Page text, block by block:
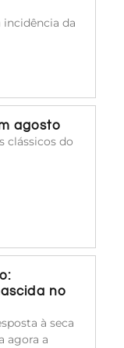
incidência da
agosto
clássicos do
no
à seca
agora a